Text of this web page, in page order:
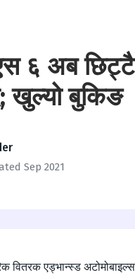
६ अब छिट्टै
खुल्यो बुकिङ
Sep 2021
वितरक एड्भान्स्ड